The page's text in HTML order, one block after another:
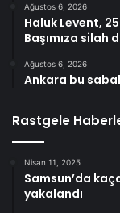
Ağustos 6, 2026
Haluk Levent,
Başımıza silah
Ağustos 6, 2026
Ankara bu
Rastgele
Nisan 11, 2025
Samsun’da
yakalandı